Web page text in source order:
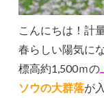
こんにちは！計
春らしい陽気に
標高約1,500ｍの
ソウの大群落が